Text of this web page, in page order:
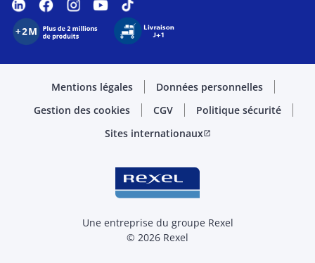
Mentions légales
Données personnelles
Gestion des cookies
CGV
Politique sécurité
Sites internationauxopen_in_new
Une entreprise du groupe Rexel
© 2026 Rexel